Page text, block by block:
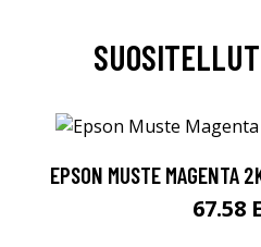
EPSON MUSTE
67.58